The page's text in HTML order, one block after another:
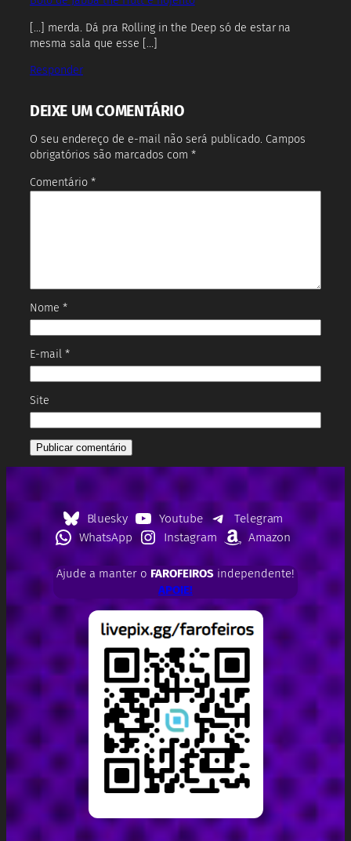
[…] merda. Dá pra Rolling in the Deep só de estar na
mesma sala que esse […]
Responder
DEIXE UM COMENTÁRIO
O seu endereço de e-mail não será publicado. Campos
obrigatórios são marcados com *
Comentário *
Nome *
E-mail *
Site
Bluesky Youtube
Telegram
WhatsApp
Instagram Amazon
Ajude a manter o FAROFEIROSindependente!
APOIE!